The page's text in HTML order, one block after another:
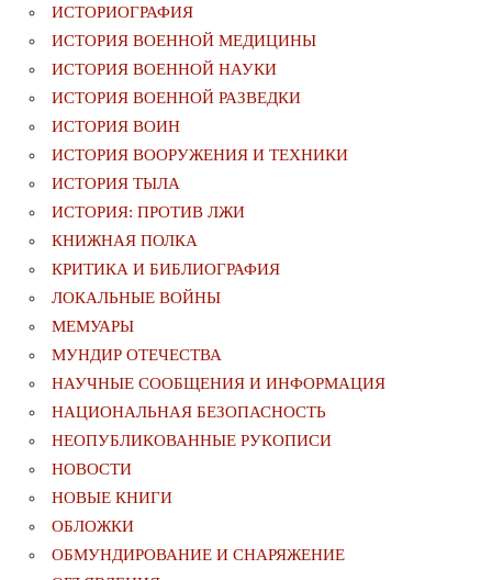
ИСТОРИОГРАФИЯ
ИСТОРИЯ ВОЕННОЙ МЕДИЦИНЫ
ИСТОРИЯ ВОЕННОЙ НАУКИ
ИСТОРИЯ ВОЕННОЙ РАЗВЕДКИ
ИСТОРИЯ ВОИН
ИСТОРИЯ ВООРУЖЕНИЯ И ТЕХНИКИ
ИСТОРИЯ ТЫЛА
ИСТОРИЯ: ПРОТИВ ЛЖИ
КНИЖНАЯ ПОЛКА
КРИТИКА И БИБЛИОГРАФИЯ
ЛОКАЛЬНЫЕ ВОЙНЫ
МЕМУАРЫ
МУНДИР ОТЕЧЕСТВА
НАУЧНЫЕ СООБЩЕНИЯ И ИНФОРМАЦИЯ
НАЦИОНАЛЬНАЯ БЕЗОПАСНОСТЬ
НЕОПУБЛИКОВАННЫЕ РУКОПИСИ
НОВОСТИ
НОВЫЕ КНИГИ
ОБЛОЖКИ
ОБМУНДИРОВАНИЕ И СНАРЯЖЕНИЕ